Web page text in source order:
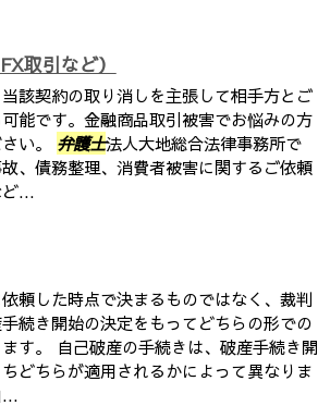
取引など）
該契約の取り消しを主張して相手方とご
能です。金融商品取引被害でお悩みの方
い。 弁護士法人大地総合法律事務所で
、債務整理、消費者被害に関するご依頼
...
頼した時点で決まるものではなく、裁判
続き開始の決定をもってどちらの形での
す。 自己破産の手続きは、破産手続き開
どちらが適用されるかによって異なりま